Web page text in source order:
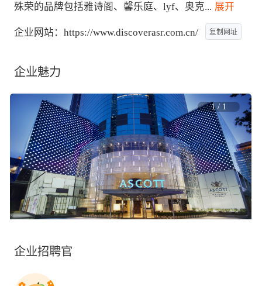
殊荣的品牌包括雅诗阁、馨乐庭、lyf、奥克... 展开
企业网站： https://www.discoverasr.com.cn/ 复制网址
企业魅力
1/ 1
企业招聘官